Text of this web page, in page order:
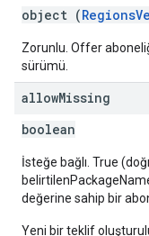
object (
Zorunlu. Offer
sürümü.
allowMissing
boolean
İsteğe bağlı. True
değerine sahip bir
Yeni bir teklif